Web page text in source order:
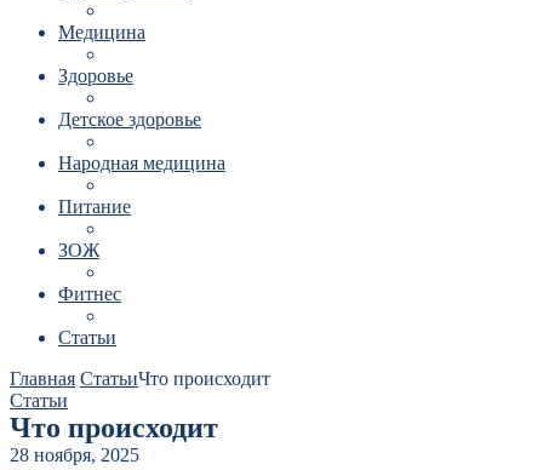
Медицина
Здоровье
Детское здоровье
Народная медицина
Питание
ЗОЖ
Фитнес
Статьи
Главная СтатьиЧто происходит
Статьи
Что происходит
28 ноября, 2025